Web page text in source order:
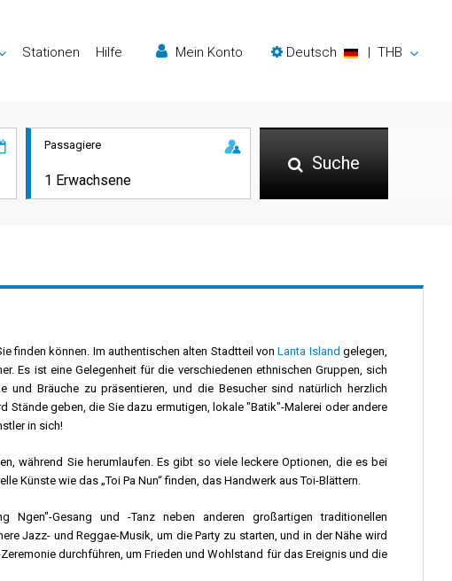
Stationen Hilfe Mein Konto Deutsch | THB
Passagiere
Suche
finden können. Im authentischen alten Stadtteil vonLanta Island gelegen,
Es ist eine Gelegenheit für die verschiedenen ethnischen Gruppen, sich
Bräuche zu präsentieren, und die Besucher sind natürlich herzlich
Stände geben, die Sie dazu ermutigen, lokale "Batik"-Malerei oder andere
in sich!
während Sie herumlaufen. Es gibt so viele leckere Optionen, die es bei
Künste wie das „Toi Pa Nun“ finden, das Handwerk aus Toi-Blättern.
Gesang und -Tanz neben anderen großartigen traditionellen
Jazz- und Reggae-Musik, um die Party zu starten, und in der Nähe wird
durchführen, um Frieden und Wohlstand für das Ereignis und die